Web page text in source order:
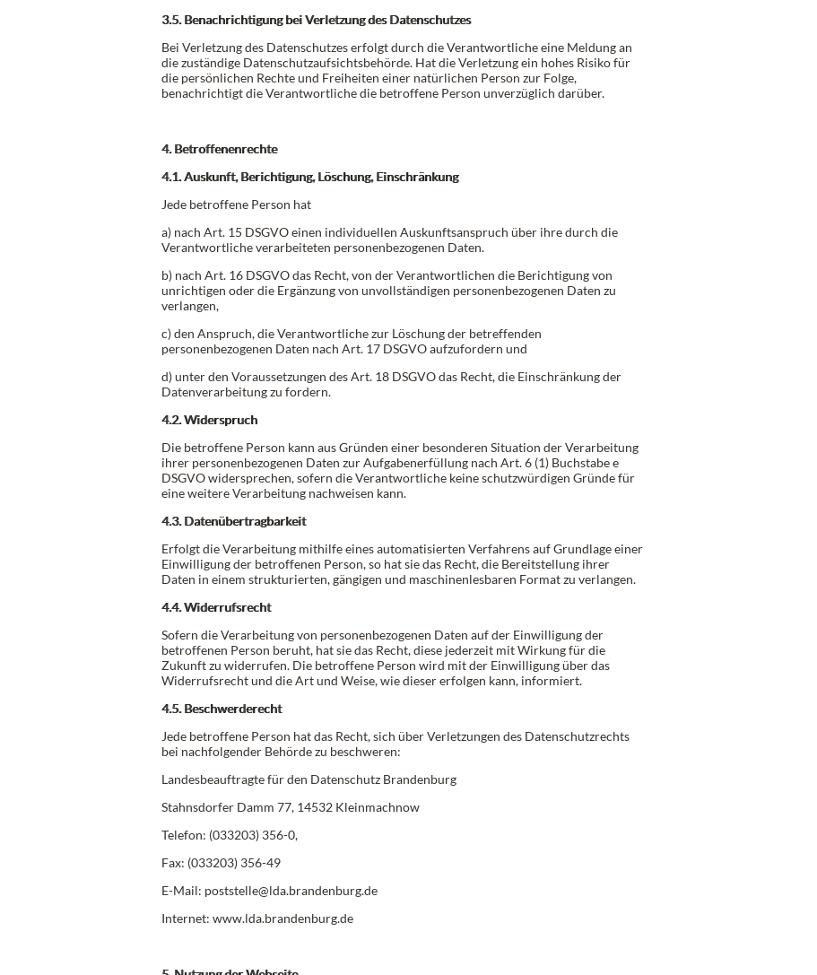
3.5. Benachrichtigung bei Verletzung des Datenschutzes
Bei Verletzung des Datenschutzes erfolgt durch die Verantwortliche eine Meldung an
die zuständige Datenschutzaufsichtsbehörde. Hat die Verletzung ein hohes Risiko für
die persönlichen Rechte und Freiheiten einer natürlichen Person zur Folge,
benachrichtigt die Verantwortliche die betroffene Person unverzüglich darüber.
4. Betroffenenrechte
4.1. Auskunft, Berichtigung, Löschung, Einschränkung
Jede betroffene Person hat
a) nach Art. 15 DSGVO einen individuellen Auskunftsanspruch über ihre durch die
Verantwortliche verarbeiteten personenbezogenen Daten.
b) nach Art. 16 DSGVO das Recht, von der Verantwortlichen die Berichtigung von
unrichtigen oder die Ergänzung von unvollständigen personenbezogenen Daten zu
verlangen,
c) den Anspruch, die Verantwortliche zur Löschung der betreffenden
personenbezogenen Daten nach Art. 17 DSGVO aufzufordern und
d) unter den Voraussetzungen des Art. 18 DSGVO das Recht, die Einschränkung der
Datenverarbeitung zu fordern.
4.2. Widerspruch
Die betroffene Person kann aus Gründen einer besonderen Situation der Verarbeitung
ihrer personenbezogenen Daten zur Aufgabenerfüllung nach Art. 6 (1) Buchstabe e
DSGVO widersprechen, sofern die Verantwortliche keine schutzwürdigen Gründe für
eine weitere Verarbeitung nachweisen kann.
4.3. Datenübertragbarkeit
Erfolgt die Verarbeitung mithilfe eines automatisierten Verfahrens auf Grundlage einer
Einwilligung der betroffenen Person, so hat sie das Recht, die Bereitstellung ihrer
Daten in einem strukturierten, gängigen und maschinenlesbaren Format zu verlangen.
4.4. Widerrufsrecht
Sofern die Verarbeitung von personenbezogenen Daten auf der Einwilligung der
betroffenen Person beruht, hat sie das Recht, diese jederzeit mit Wirkung für die
Zukunft zu widerrufen. Die betroffene Person wird mit der Einwilligung über das
Widerrufsrecht und die Art und Weise, wie dieser erfolgen kann, informiert.
4.5. Beschwerderecht
Jede betroffene Person hat das Recht, sich über Verletzungen des Datenschutzrechts
bei nachfolgender Behörde zu beschweren:
Landesbeauftragte für den Datenschutz Brandenburg
Stahnsdorfer Damm 77, 14532 Kleinmachnow
Telefon: (033203) 356-0,
Fax: (033203) 356-49
E-Mail: poststelle@lda.brandenburg.de
Internet: www.lda.brandenburg.de